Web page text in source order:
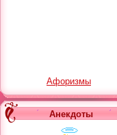
Афоризмы
Анекдоты